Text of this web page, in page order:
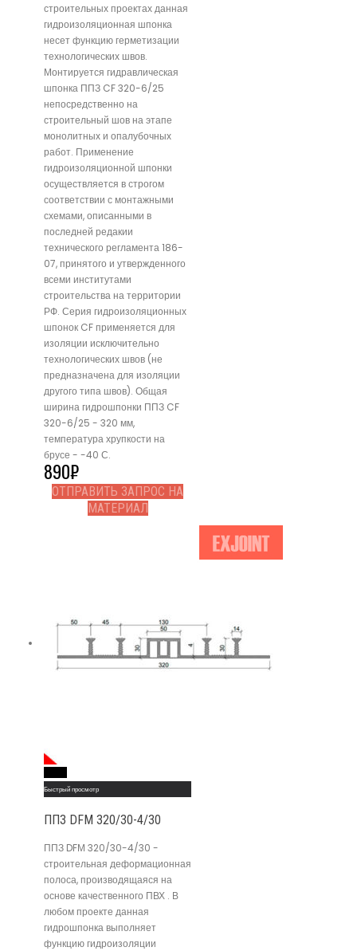
строительных проектах данная
гидроизоляционная шпонка
несет функцию герметизации
технологических швов.
Монтируется гидравлическая
шпонка ППЗ CF 320-6/25
непосредственно на
строительный шов на этапе
монолитных и опалубочных
работ. Применение
гидроизоляционной шпонки
осуществляется в строгом
соответствии с монтажными
схемами, описанными в
последней редакии
технического регламента 186-
07, принятого и утвержденного
всеми институтами
строительства на территории
РФ. Серия гидроизоляционных
шпонок CF применяется для
изоляции исключительно
технологических швов (не
предназначена для изоляции
другого типа швов). Общая
ширина гидрошпонки ППЗ CF
320-6/25 - 320 мм,
температура хрупкости на
брусе - -40 С.
890₽
ОТПРАВИТЬ ЗАПРОС НА
МАТЕРИАЛ
Быстрый просмотр
ППЗ DFМ 320/30-4/30
ППЗ DFМ 320/30-4/30 -
строительная деформационная
полоса, производящаяся на
основе качественного ПВХ . В
любом проекте данная
гидрошпонка выполняет
функцию гидроизоляции